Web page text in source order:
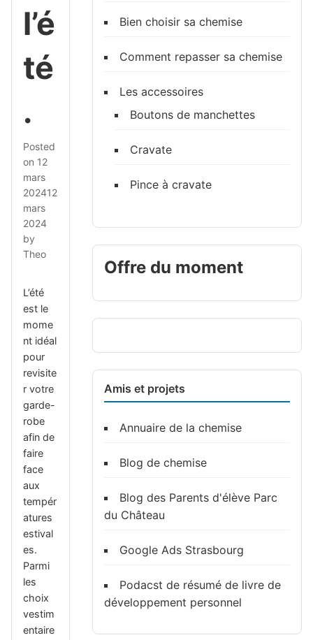
l’é
té
.
Posted
on 12
mars
202412
mars
2024
by
Theo
L’été
est le
mome
nt idéal
pour
revisite
r votre
garde-
robe
afin de
faire
face
aux
tempér
atures
estival
es.
Parmi
les
choix
vestim
entaire
Bien choisir sa chemise
Comment repasser sa chemise
Les accessoires
Boutons de manchettes
Cravate
Pince à cravate
Offre du moment
Amis et projets
Annuaire de la chemise
Blog de chemise
Blog des Parents d'élève Parc
du Château
Google Ads Strasbourg
Podacst de résumé de livre de
développement personnel